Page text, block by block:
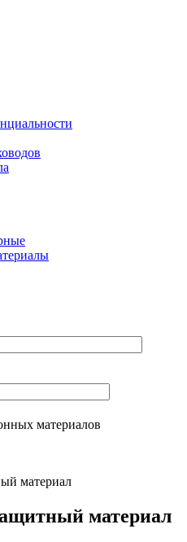
материалов
материал
материал